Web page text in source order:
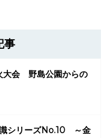
事
大会 野島公園からの
シリーズNo.10 ～金